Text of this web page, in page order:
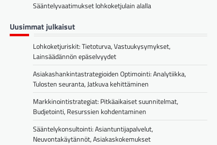
Sääntelyvaatimukset lohkoketjulain alalla
Uusimmat julkaisut
Lohkoketjuriskit: Tietoturva, Vastuukysymykset,
Lainsäädännön epäselvyydet
Asiakashankintastrategioiden Optimointi: Analytiikka,
Tulosten seuranta, Jatkuva kehittäminen
Markkinointistrategiat: Pitkäaikaiset suunnitelmat,
Budjetointi, Resurssien kohdentaminen
Sääntelykonsultointi: Asiantuntijapalvelut,
Neuvontakäytännöt, Asiakaskokemukset